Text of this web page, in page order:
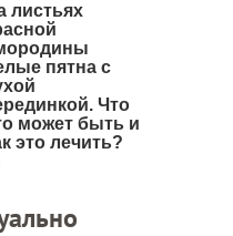
листьях
пятна с
Что
может быть и
это лечить?